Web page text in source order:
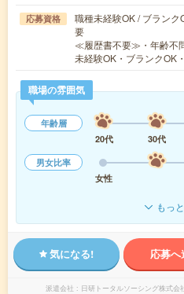
応募資格
職種未経験OK / ブラン
要
≪履歴書不要≫・年齢不
未経験OK・ブランクOK
職場の雰囲気
年齢層
20代
30代
男女比率
女性
もっ
気になる! 応募へ
派遣会社 日研トータルソーシング株式